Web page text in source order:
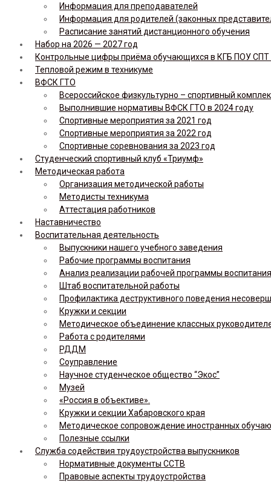
Информация для преподавателей
Информация для родителей (законных
Расписание занятий дистанционного обучения
Набор на 2026 — 2027 год
Контрольные цифры приёма обучающихся в КГБ ПОУ СПТ
Тепловой режим в техникуме
ВФСК ГТО
Всероссийское физкультурно – спортивный
Выполнившие нормативы ВФСК ГТО в 2024 году
Спортивные мероприятия за 2021 год
Спортивные мероприятия за 2022 год
Спортивные соревнования за 2023 год
Студенческий спортивный клуб «Триумф»
Методическая работа
Организация методической работы
Методисты техникума
Аттестация работников
Наставничество
Воспитательная деятельность
Выпускники нашего учебного заведения
Рабочие программы воспитания
Анализ реализации рабочей программы
Штаб воспитательной работы
Профилактика деструктивного поведения
Кружки и секции
Методическое объединение классных
Работа с родителями
РДДМ
Соуправление
Научное студенческое общество “Экос”
Музей
«Россия в объективе».
Кружки и секции Хабаровского края
Методическое сопровождение иностранных
Полезные ссылки
Служба содействия трудоустройства выпускников
Нормативные документы ССТВ
Правовые аспекты трудоустройства